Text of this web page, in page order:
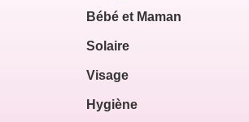
Bébé et Maman
Solaire
Visage
Hygiène